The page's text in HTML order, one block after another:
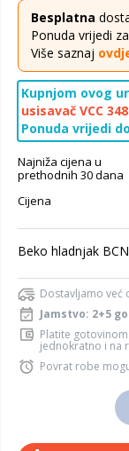
Besplatna
Ponuda vrijedi
Više saznaj
Kupnjom ovog
usisavač VCC
Ponuda vrijedi
Najniža cijena u
prethodnih 30 dana
Cijena
Beko hladnjak
Dostavljamo već
Jamstvo: 2+5
Platite
jednokratno i na
Povrat robe